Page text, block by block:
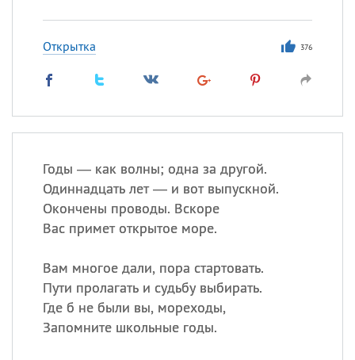
Открытка 376
Годы — как волны; одна за другой.
Одиннадцать лет — и вот выпускной.
Окончены проводы. Вскоре
Вас примет открытое море.
Вам многое дали, пора стартовать.
Пути пролагать и судьбу выбирать.
Где б не были вы, мореходы,
Запомните школьные годы.